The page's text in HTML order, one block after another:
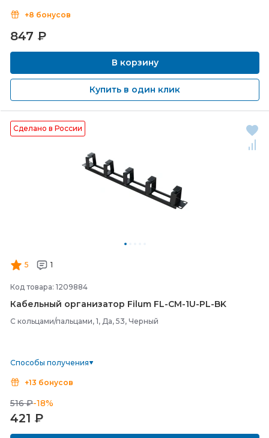
+8 бонусов
847 ₽
В корзину
Купить в один клик
Сделано в России
5 1
Код товара: 1209884
Кабельный организатор Filum FL-CM-1U-PL-BK
С кольцами/пальцами, 1, Да, 53, Черный
Способы получения
+13 бонусов
516 ₽-18%
421 ₽